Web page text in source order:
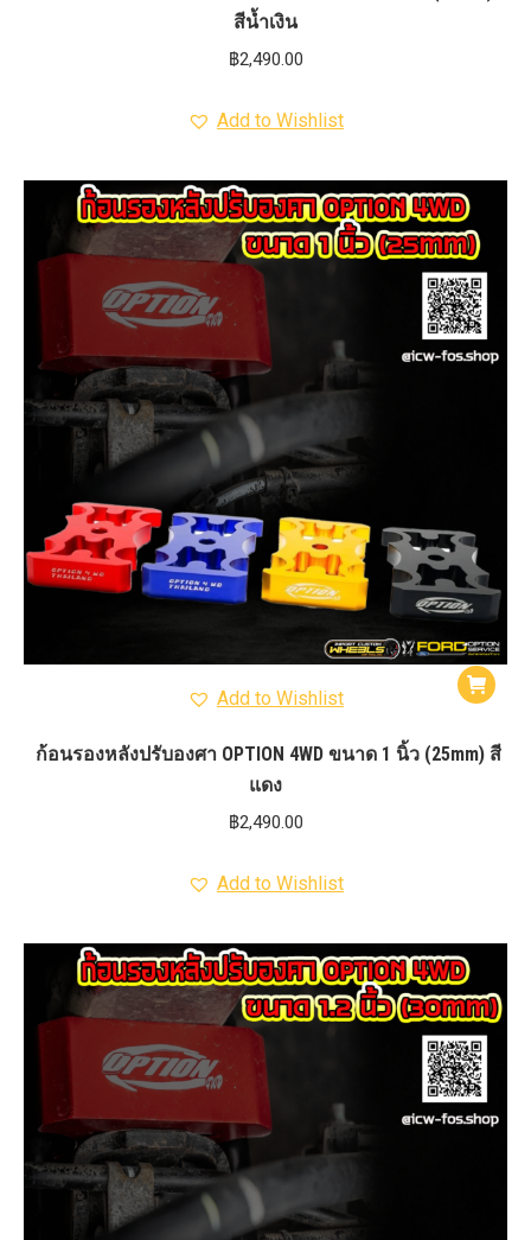
สีน้ำเงิน
฿2,490.00
Add to Wishlist
Add to Wishlist
ก้อนรองหลังปรับองศา OPTION 4WD ขนาด 1 นิ้ว (25mm) สี
แดง
฿2,490.00
Add to Wishlist